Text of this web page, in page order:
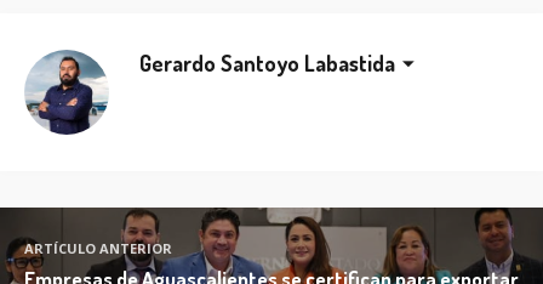
Gerardo Santoyo Labastida
ARTÍCULO ANTERIOR
Empresas de Aguascalientes se certifican para exportar